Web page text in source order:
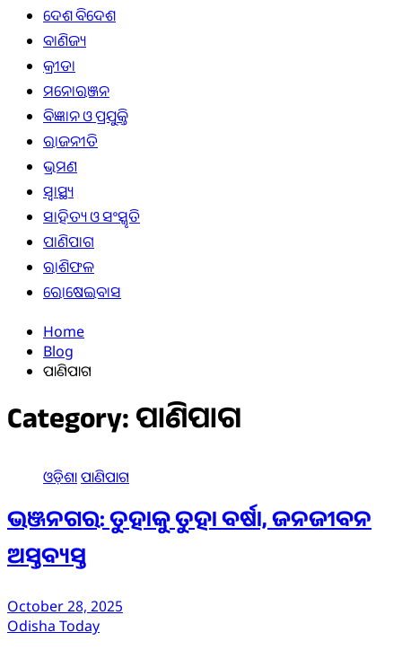
ଦେଶ ବିଦେଶ
ବାଣିଜ୍ୟ
କ୍ରୀଡା
ମନୋରଞ୍ଜନ
ବିଜ୍ଞାନ ଓ ପ୍ରଯୁକ୍ତି
ରାଜନୀତି
ଭ୍ରମଣ
ସ୍ୱାସ୍ଥ୍ୟ
ସାହିତ୍ୟ ଓ ସଂସ୍କୃତି
ପାଣିପାଗ
ରାଶିଫଳ
ରୋଷେଇବାସ
Home
Blog
ପାଣିପାଗ
Category:ପାଣିପାଗ
ଓଡ଼ିଶାପାଣିପାଗ
ଭଞ୍ଜନଗର: ତୁହାକୁ ତୁହା ବର୍ଷା, ଜନଜୀବନ
ଅସ୍ତବ୍ୟସ୍ତ
October 28, 2025
Odisha Today